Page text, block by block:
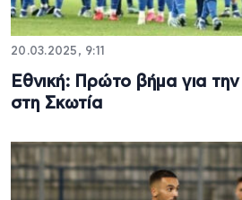
20.03.2025, 9:11
Εθνική: Πρώτο βήμα για
στη Σκωτία